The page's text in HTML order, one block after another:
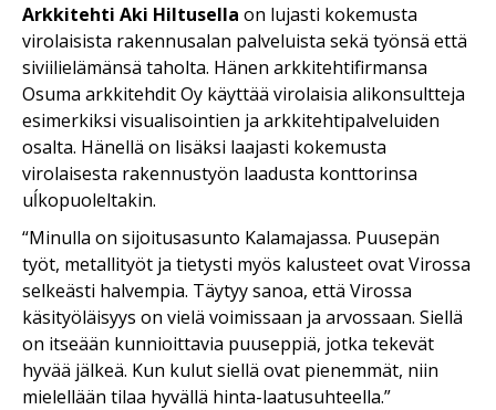
Arkkitehti Aki Hiltusella on lujasti kokemusta
virolaisista rakennusalan palveluista sekä työnsä että
siviilielämänsä taholta. Hänen arkkitehtifirmansa
Osuma arkkitehdit Oy käyttää virolaisia alikonsultteja
esimerkiksi visualisointien ja arkkitehtipalveluiden
osalta. Hänellä on lisäksi laajasti kokemusta
virolaisesta rakennustyön laadusta konttorinsa
uĺkopuoleltakin.
“Minulla on sijoitusasunto Kalamajassa. Puusepän
työt, metallityöt ja tietysti myös kalusteet ovat Virossa
selkeästi halvempia. Täytyy sanoa, että Virossa
käsityöläisyys on vielä voimissaan ja arvossaan. Siellä
on itseään kunnioittavia puuseppiä, jotka tekevät
hyvää jälkeä. Kun kulut siellä ovat pienemmät, niin
mielellään tilaa hyvällä hinta-laatusuhteella.”